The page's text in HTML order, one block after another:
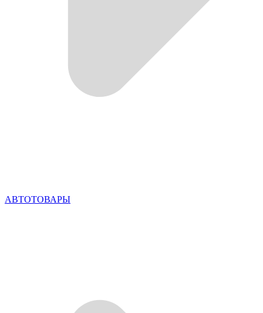
АВТОТОВАРЫ